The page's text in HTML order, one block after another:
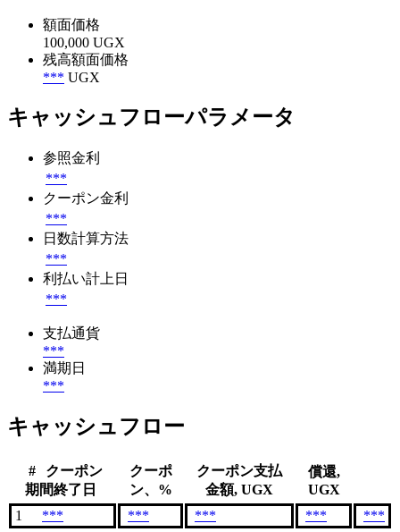
額面価格
100,000 UGX
残高額面価格
*** UGX
キャッシュフローパラメータ
参照金利
***
クーポン金利
***
日数計算方法
***
利払い計上日
***
支払通貨
***
満期日
***
キャッシュフロー
#
クーポン
期間終了日
クーポ
ン、%
クーポン支払
金額, UGX
償還,
UGX
1
*** *** *** ***
***